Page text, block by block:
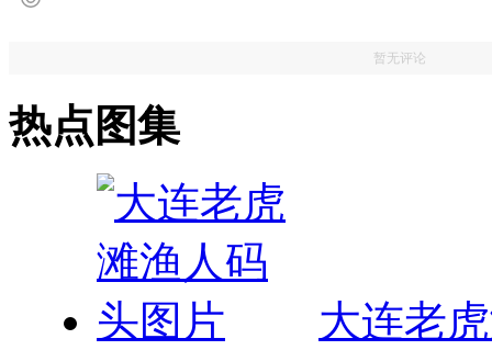
暂无评论
热点图集
大连老